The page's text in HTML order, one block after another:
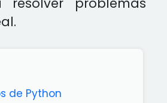
de Python